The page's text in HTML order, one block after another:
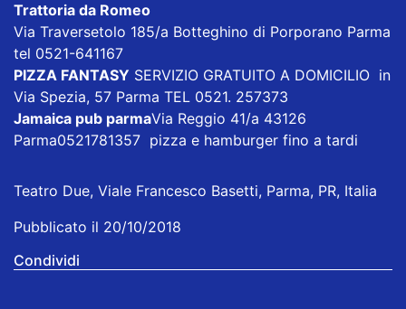
Trattoria da Romeo
Via Traversetolo 185/a Botteghino di Porporano Parma
tel 0521-641167
PIZZA FANTASY SERVIZIO GRATUITO A DOMICILIO in
Via Spezia, 57 Parma TEL 0521. 257373
Jamaica pub parmaVia Reggio 41/a 43126
Parma0521781357 pizza e hamburger fino a tardi
Teatro Due, Viale Francesco Basetti, Parma, PR, Italia
Pubblicato il 20/10/2018
Condividi